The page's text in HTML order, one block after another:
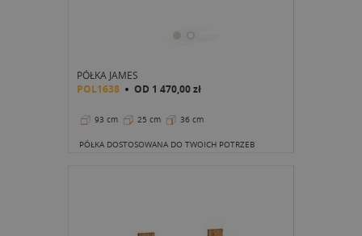
PÓŁKA JAMES
POL1638 OD 1 470,00 zł
93 cm 25 cm 36 cm
PÓŁKA DOSTOSOWANA DO TWOICH POTRZEB